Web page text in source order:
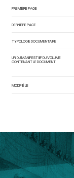
PREMIÈRE PAGE
DERNIÈRE PAGE
TYPOLOGIE DOCUMENTAIRE
URI DU MANIFEST IIIF DU VOLUME
CONTENANT LE DOCUMENT
MODIFIÉ LE